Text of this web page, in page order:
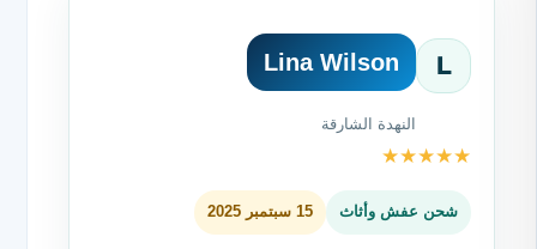
L
Lina Wilson
النهدة الشارقة
★
★
★
★
★
شحن عفش وأثاث 15 سبتمبر 2025